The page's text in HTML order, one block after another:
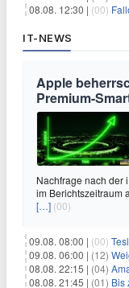
08.08. 12:30 | (00)
IT-NEWS
Apple
Premium-
Nachfrage nach der
im Berichtszeitraum
[…] (00)
09.08. 08:00 | (00)
09.08. 06:00 | (12)
08.08. 22:15 | (04)
08.08. 21:45 | (01) Bis zu